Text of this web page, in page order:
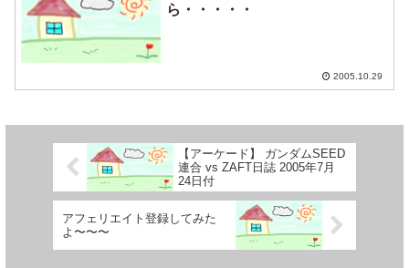
ら・・・・・
2005.10.29
【アーケード】 ガンダムSEED
連合 vs ZAFT日誌 2005年7月
24日付
アフェリエイト登録してみた
よ〜〜〜